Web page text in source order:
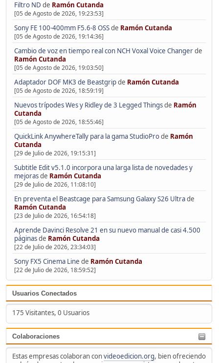
Filtro ND de Ramón Cutanda
[05 de Agosto de 2026, 19:23:53]
Sony FE 100-400mm F5.6-8 OSSde Ramón Cutanda
[05 de Agosto de 2026, 19:14:36]
Cambio de voz en tiempo real con NCH Voxal Voice Changerde
Ramón Cutanda
[05 de Agosto de 2026, 19:03:50]
Adaptador DOF MK3 de Beastgripde Ramón Cutanda
[05 de Agosto de 2026, 18:59:19]
Nuevos trípodes Wes y Ridley de 3 Legged Thingsde Ramón
Cutanda
[05 de Agosto de 2026, 18:55:46]
QuickLink AnywhereTally para la gama StudioProde Ramón
Cutanda
[29 de Julio de 2026, 19:15:31]
Subtitle Edit v5.1.0 incorpora una larga lista de novedades y
mejorasde Ramón Cutanda
[29 de Julio de 2026, 11:08:10]
En preventa el Beastcage para Samsung Galaxy S26 Ultrade
Ramón Cutanda
[23 de Julio de 2026, 16:54:18]
Aprende Davinci Resolve 21 en su nuevo manual de casi 4.500
páginasde Ramón Cutanda
[22 de Julio de 2026, 23:34:03]
Sony FX5 Cinema Line de Ramón Cutanda
[22 de Julio de 2026, 18:59:52]
Usuarios Conectados
175 Visitantes, 0 Usuarios
Colaboraciones
Estas empresas colaboran convideoedicion.org, bien ofreciendo